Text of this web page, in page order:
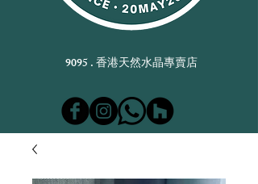
9095 . 香港天然水晶專賣店